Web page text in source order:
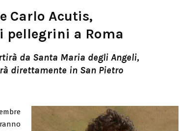
Carlo Acutis,
pellegrini a Roma
da Santa Maria degli Angeli,
direttamente in San Pietro